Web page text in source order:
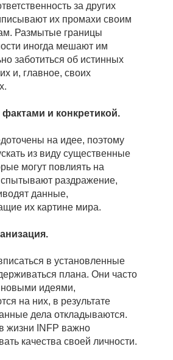
за других
их промахи своим
Размытые границы
иногда мешают им
заботиться об истинных
и, главное, своих
фактами и конкретикой.
на идее, поэтому
из виду существенные
могут повлиять на
раздражение,
данные,
их картине мира.
в установленные
плана. Они часто
новыми идеями,
на них, в результате
дела откладываются.
жизни INFP важно
качества своей личности.